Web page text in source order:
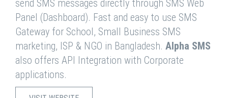
send SMS messages directly through SMS Web
Panel (Dashboard). Fast and easy to use SMS
Gateway for School, Small Business SMS
marketing, ISP & NGO in Bangladesh. Alpha SMS
also offers API Integration with Corporate
applications.